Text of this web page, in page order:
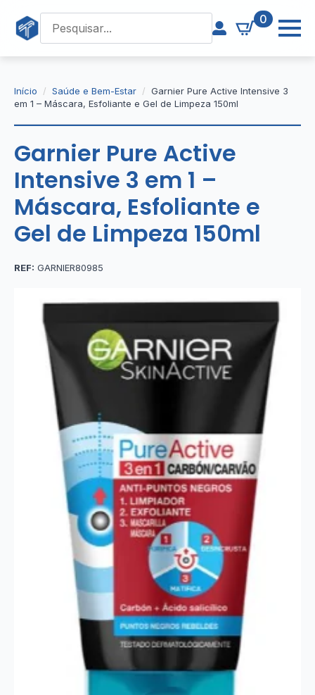
0
Início Saúde e Bem-Estar
Garnier Pure Active Intensive 3
em 1 – Máscara, Esfoliante e Gel de Limpeza 150ml
Garnier Pure Active
Intensive 3 em 1 –
Máscara, Esfoliante e
Gel de Limpeza 150ml
REF: GARNIER80985